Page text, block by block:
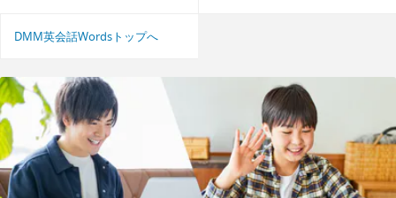
DMM英会話Wordsトップへ